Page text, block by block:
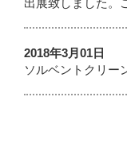
出展致しました。
2018年3月01日
ソルベントクリー